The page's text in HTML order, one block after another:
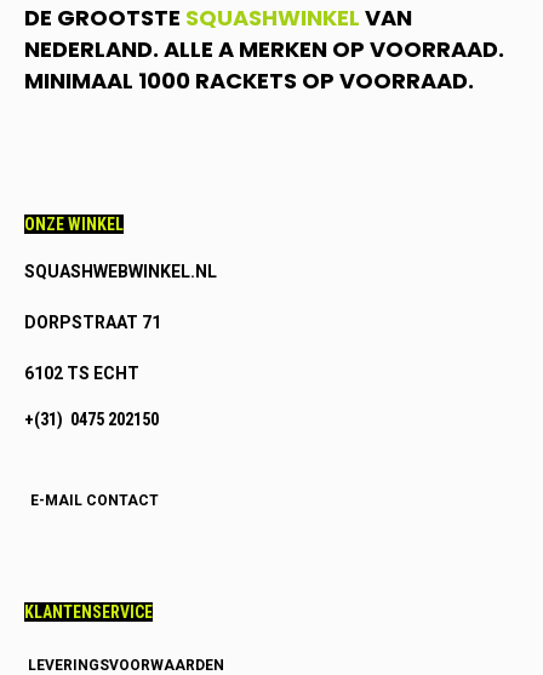
DE GROOTSTE SQUASHWINKEL VAN
NEDERLAND. ALLE A MERKEN OP VOORRAAD.
MINIMAAL 1000 RACKETS OP VOORRAAD.
ONZE WINKEL
SQUASHWEBWINKEL.NL
DORPSTRAAT 71
6102 TS ECHT
+(31) 0475 202150
E-MAIL CONTACT
KLANTENSERVICE
LEVERINGSVOORWAARDEN